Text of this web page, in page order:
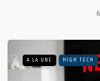
A LA UNE HIGH TECH